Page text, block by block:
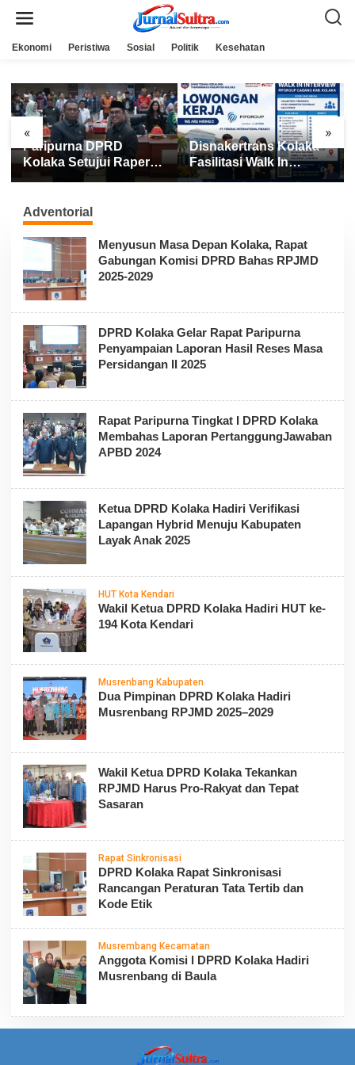
Ekonomi Peristiwa Sosial Politik Kesehatan
« »
Paripurna DPRD
Kolaka Setujui Raperda
APBD 2025
Disnakertrans Kolaka
Fasilitasi Walk In
Interview FIFGROUP,
Adventorial
Menyusun Masa Depan Kolaka, Rapat
Gabungan Komisi DPRD Bahas RPJMD
2025-2029
DPRD Kolaka Gelar Rapat Paripurna
Penyampaian Laporan Hasil Reses Masa
Persidangan II 2025
Rapat Paripurna Tingkat I DPRD Kolaka
Membahas Laporan PertanggungJawaban
APBD 2024
Ketua DPRD Kolaka Hadiri Verifikasi
Lapangan Hybrid Menuju Kabupaten
Layak Anak 2025
HUT Kota Kendari
Wakil Ketua DPRD Kolaka Hadiri HUT ke-
194 Kota Kendari
Musrenbang Kabupaten
Dua Pimpinan DPRD Kolaka Hadiri
Musrenbang RPJMD 2025–2029
Wakil Ketua DPRD Kolaka Tekankan
RPJMD Harus Pro-Rakyat dan Tepat
Sasaran
Rapat Sinkronisasi
DPRD Kolaka Rapat Sinkronisasi
Rancangan Peraturan Tata Tertib dan
Kode Etik
Musrembang Kecamatan
Anggota Komisi l DPRD Kolaka Hadiri
Musrenbang di Baula